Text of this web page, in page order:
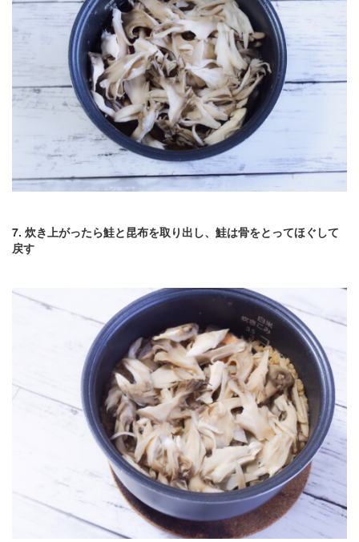
7. 炊き上がったら鮭と昆布を取り出し、鮭は骨をとってほぐして
戻す